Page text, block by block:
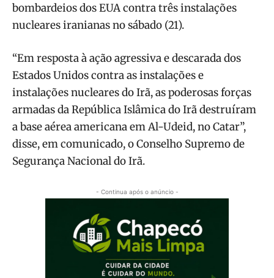
bombardeios dos EUA contra três instalações
nucleares iranianas no sábado (21).
“Em resposta à ação agressiva e descarada dos
Estados Unidos contra as instalações e
instalações nucleares do Irã, as poderosas forças
armadas da República Islâmica do Irã destruíram
a base aérea americana em Al-Udeid, no Catar”,
disse, em comunicado, o Conselho Supremo de
Segurança Nacional do Irã.
- Continua após o anúncio -